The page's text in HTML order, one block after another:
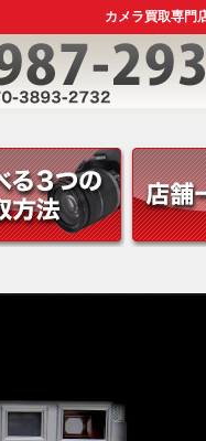
カメラ買取専門